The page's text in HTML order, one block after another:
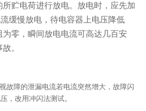
贮电荷进行放电。放电时，应先加
缓慢放电，待电容器上电压降低
零，瞬间放电电流可高达几百安
。
故障的泄漏电流若电流突然增大，故障闪
，改用冲闪法测试。